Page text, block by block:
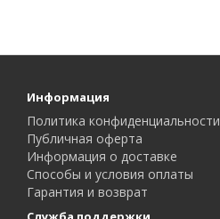
Информация
Политика конфиденциальности
Публичная оферта
Информация о доставке
Способы и условия оплаты
Гарантия и возврат